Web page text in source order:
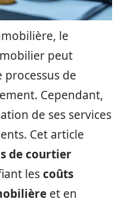
le
peut
de
Cependant,
de ses services
Cet article
de courtier
lescoûts
et en